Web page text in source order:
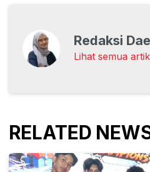
Redaksi
Lihat semua
RELATED